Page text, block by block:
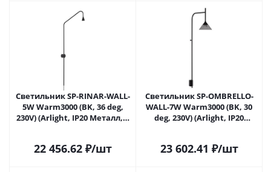
Светильник SP-RINAR-WALL-
5W Warm3000 (BK, 36 deg,
230V) (Arlight, IP20 Металл, 5
22 456.62₽/шт
Светильник SP-OMBRELLO-
WALL-7W Warm3000 (BK, 30
deg, 230V) (Arlight, IP20
23 602.41 ₽/шт